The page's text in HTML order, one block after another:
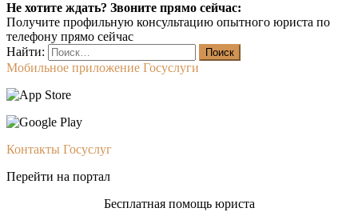
Не хотите ждать? Звоните прямо сейчас:
Получите профильную консультацию опытного юриста по
телефону прямо сейчас
Найти:
Мобильное приложение Госуслуги
Контакты Госуслуг
Перейти на портал
Бесплатная помощь юриста